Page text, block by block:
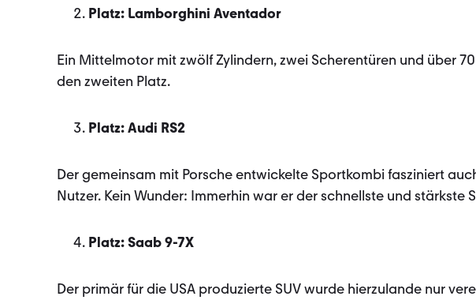
Platz: Lamborghini Aventador
Ein Mittelmotor mit zwölf Zylindern, zwei Scherentüren und über
den zweiten Platz.
Platz: Audi RS2
Der gemeinsam mit Porsche entwickelte Sportkombi fasziniert
Nutzer. Kein Wunder: Immerhin war er der schnellste und stärkste
Platz: Saab 9-7X
Der primär für die USA produzierte SUV wurde hierzulande nur